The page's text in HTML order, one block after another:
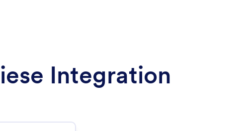
Integration